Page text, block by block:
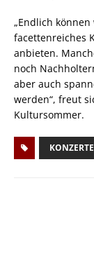
„Endlich
facettenreiches
anbieten.
noch
aber auch
werden“, freut
Kultursommer.
KONZERTE